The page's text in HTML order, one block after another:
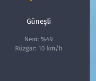
Güneşli
Nem: %49
Rüzgar: 10 km/h